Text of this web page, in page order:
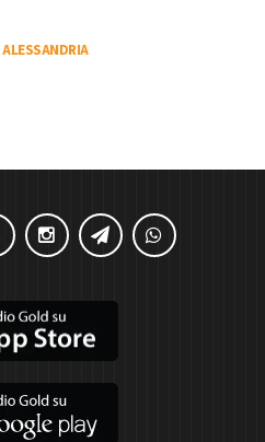
ALESSANDRIA